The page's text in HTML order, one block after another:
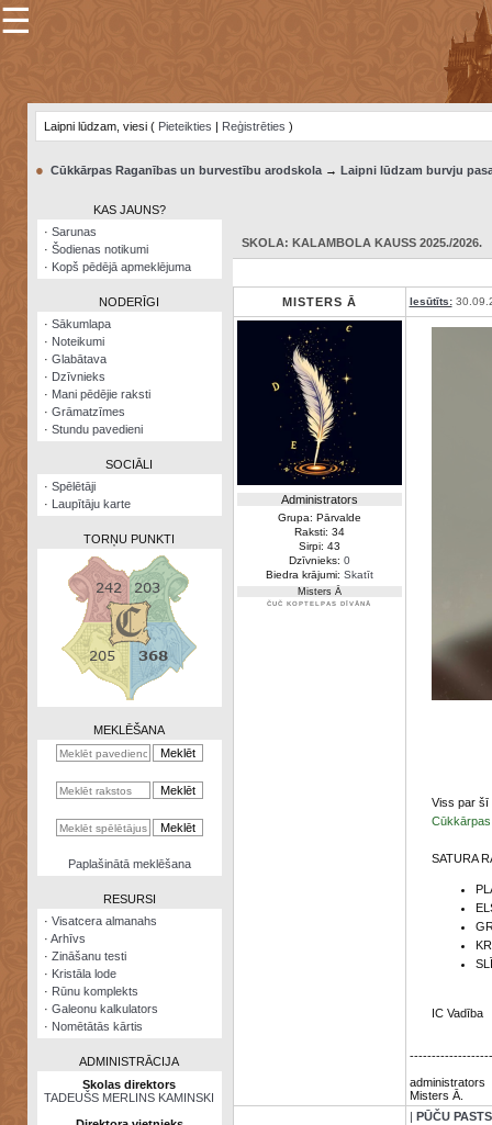
×
Šodienas
notikumi
Visatcera
almanahs
Arhīvs
Zināšanu
kalkulators
Nomētātās
☰
Laipni lūdzam, viesi ( Pieteikties | Reģistrēties )
● Cūkkārpas Raganības un burvestību arodskola→ Laipni lūdzam burvju
KAS JAUNS?
· Sarunas
· Šodienas notikumi
· Kopš pēdējā apmeklējuma
NODERĪGI
· Sākumlapa
· Noteikumi
· Glabātava
· Dzīvnieks
· Mani pēdējie raksti
· Grāmatzīmes
· Stundu pavedieni
SOCIĀLI
· Spēlētāji
· Laupītāju karte
TORŅU PUNKTI
MEKLĒŠANA
Paplašinātā meklēšana
RESURSI
· Visatcera almanahs
· Arhīvs
· Zināšanu testi
· Kristāla lode
· Rūnu komplekts
· Galeonu kalkulators
· Nomētātās kārtis
ADMINISTRĀCIJA
Skolas direktors
TADEUŠS MERLINS KAMINSKI
SKOLA: KALAMBOLA KAUSS 2025./2026.
MISTERS Ā Iesūtīts:
Administrators
Grupa: Pārvalde
Raksti: 34
Sirpi: 43
Dzīvnieks: 0
Biedra krājumi: Skatīt
Misters Ā
ČUČ KOPTELPAS DĪVĀNĀ
Viss par šī
Cūkkārpas
SATURA
IC Vadība
administrators
Misters Ā.
| PŪČU PASTS